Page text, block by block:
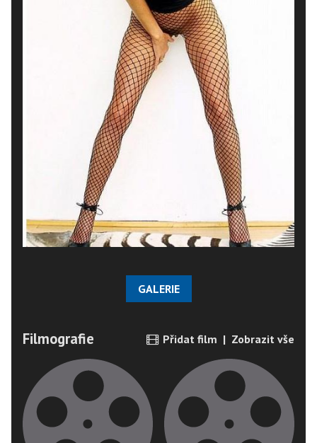
GALERIE
Filmografie Přidat film | Zobrazit vše